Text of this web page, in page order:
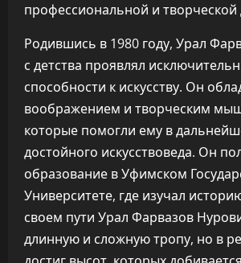
профессиональной и творческой
Родившись в 1980 году, Урал
с детства проявлял
способности к искусству. Он
воображением и творческим
которые помогли ему в
достойного искусствоведа. Он
образование в Уфимском
Университете, где изучал
своем пути Урал Фарвазов
длинную и сложную тропу, но в